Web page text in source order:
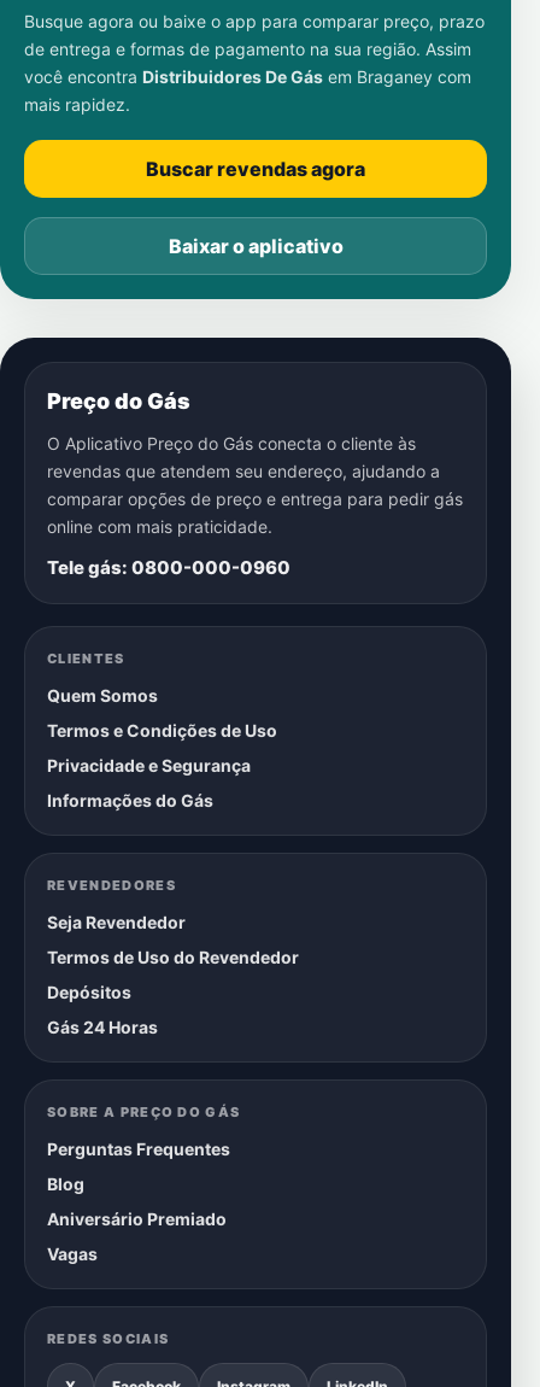
Busque agora ou baixe o app para comparar preço, prazo
de entrega e formas de pagamento na sua região. Assim
você encontra Distribuidores De Gás em Braganey com
mais rapidez.
Buscar revendas agora
Baixar o aplicativo
Preço do Gás
O Aplicativo Preço do Gás conecta o cliente às
revendas que atendem seu endereço, ajudando a
comparar opções de preço e entrega para pedir gás
online com mais praticidade.
Tele gás: 0800-000-0960
CLIENTES
Quem Somos
Termos e Condições de Uso
Privacidade e Segurança
Informações do Gás
REVENDEDORES
Seja Revendedor
Termos de Uso do Revendedor
Depósitos
Gás 24 Horas
SOBRE A PREÇO DO GÁS
Perguntas Frequentes
Blog
Aniversário Premiado
Vagas
REDES SOCIAIS